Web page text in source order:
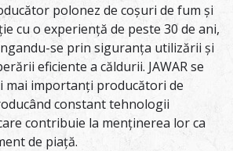
polonez de coșuri de fum și
cu o experiență de peste 30 de ani,
se prin siguranța utilizării și
eficiente a căldurii. JAWAR se
mai importanți producători de
constant tehnologii
contribuie la menținerea lor ca
de piață.